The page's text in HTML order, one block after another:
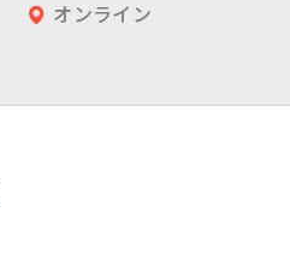
オンライン